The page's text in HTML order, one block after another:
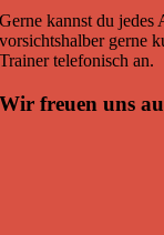
Gerne kannst du jedes
vorsichtshalber gerne
Trainer telefonisch an.
Wir freuen uns